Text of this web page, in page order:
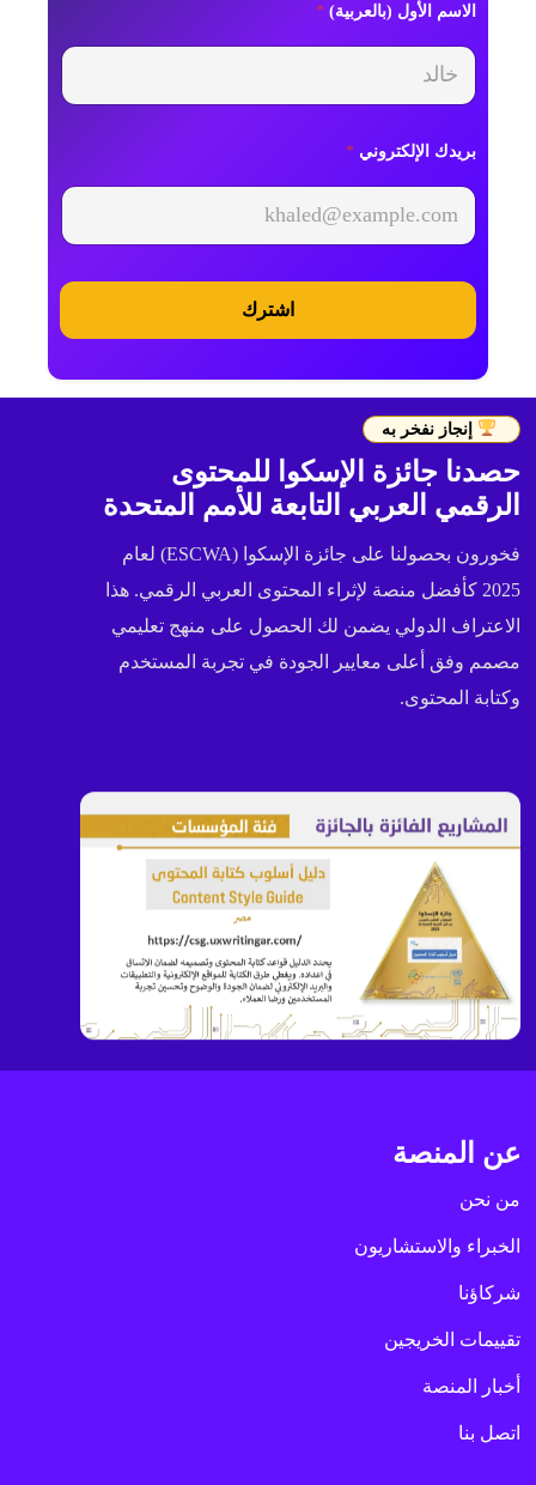
الاسم الأول (بالعربية)*
بريدك الإلكتروني*
ل
و
اشترك
إنجاز نفخر به
حصدنا جائزة الإسكوا للمحتوى
الرقمي العربي التابعة للأمم المتحدة
فخورون بحصولنا على جائزة الإسكوا (ESCWA) لعام
2025 كأفضل منصة لإثراء المحتوى العربي الرقمي. هذا
الاعتراف الدولي يضمن لك الحصول على منهج تعليمي
مصمم وفق أعلى معايير الجودة في تجربة المستخدم
وكتابة المحتوى.
عن المنصة
من نحن
الخبراء والاستشاريون
شركاؤنا
تقييمات الخريجين
أخبار المنصة
اتصل بنا